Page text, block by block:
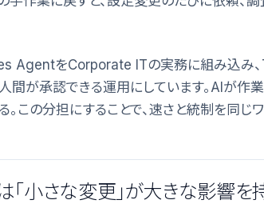
AgentをCorporate ITの実務に組み込み
間が承認できる運用にしています。AIが作
。この分担にすることで、速さと統制を同じ
小さな変更」が大きな影響を